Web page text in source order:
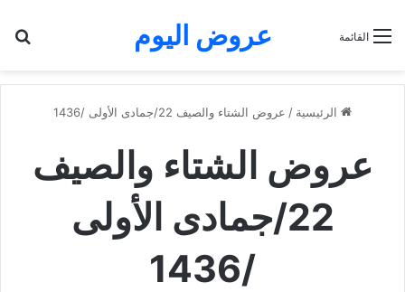
عروض اليوم القائمة
الرئيسية / عروض الشتاء والصيف 22/جمادى الأولى /1436
عروض الشتاء والصيف
22/جمادى الأولى
/1436